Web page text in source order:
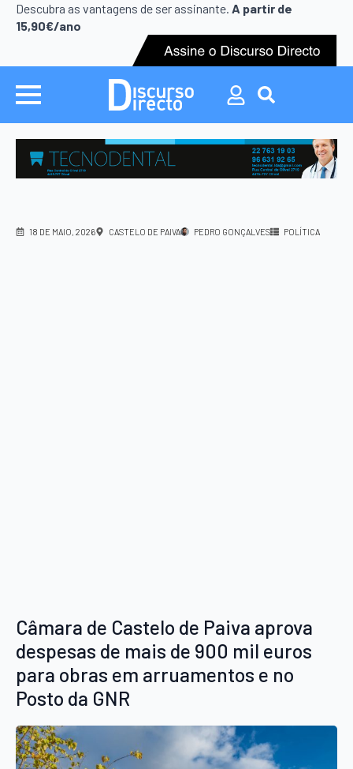
Descubra as vantagens de ser assinante. A partir de
15,90€/ano
Search
for:
Search
18 DE MAIO, 2026 CASTELO DE PAIVA PEDRO GONÇALVES POLÍTICA
Câmara de Castelo de Paiva aprova
despesas de mais de 900 mil euros
para obras em arruamentos e no
Posto da GNR